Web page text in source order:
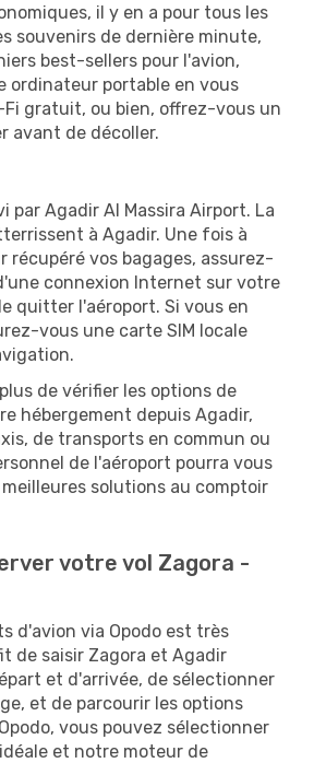
il y en a pour tous les
souvenirs de dernière minute,
best-sellers pour l'avion,
ordinateur portable en vous
gratuit, ou bien, offrez-vous un
avant de décoller.
par Agadir Al Massira Airport. La
à Agadir. Une fois à
récupéré vos bagages, assurez-
connexion Internet sur votre
quitter l'aéroport. Si vous en
vous une carte SIM locale
de vérifier les options de
hébergement depuis Agadir,
de transports en commun ou
de l'aéroport pourra vous
solutions au comptoir
votre vol Zagora -
d'avion via Opodo est très
de saisir Zagora et Agadir
et d'arrivée, de sélectionner
et de parcourir les options
vous pouvez sélectionner
et notre moteur de